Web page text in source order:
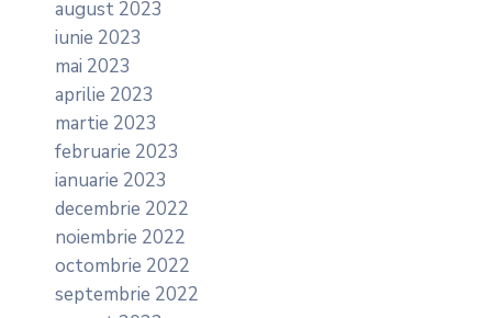
august 2023
iunie 2023
mai 2023
aprilie 2023
martie 2023
februarie 2023
ianuarie 2023
decembrie 2022
noiembrie 2022
octombrie 2022
septembrie 2022